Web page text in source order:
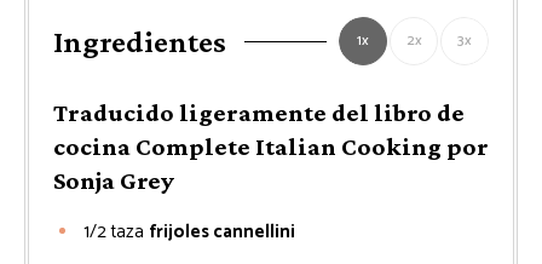
Ingredientes 1x 2x 3x
Traducido ligeramente del libro de
cocina Complete Italian Cooking por
Sonja Grey
1/2taza frijoles cannellini